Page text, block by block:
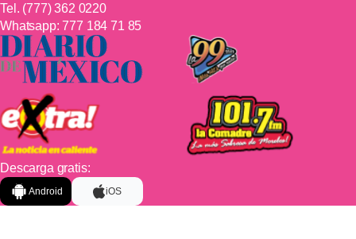
Tel. (777) 362 0220
Whatsapp:777 184 71 85
Descarga gratis:
Android iOS